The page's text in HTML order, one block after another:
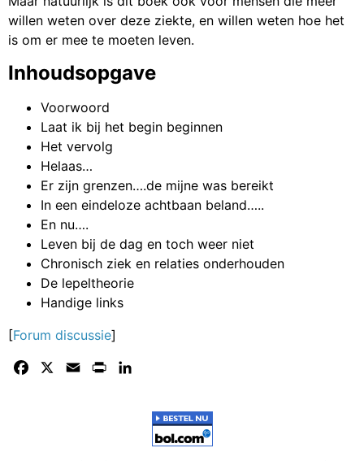
willen weten over deze ziekte, en willen weten hoe het
is om er mee te moeten leven.
Inhoudsopgave
Voorwoord
Laat ik bij het begin beginnen
Het vervolg
Helaas…
Er zijn grenzen….de mijne was bereikt
In een eindeloze achtbaan beland…..
En nu….
Leven bij de dag en toch weer niet
Chronisch ziek en relaties onderhouden
De lepeltheorie
Handige links
[Forum discussie]
Facebook Email Print